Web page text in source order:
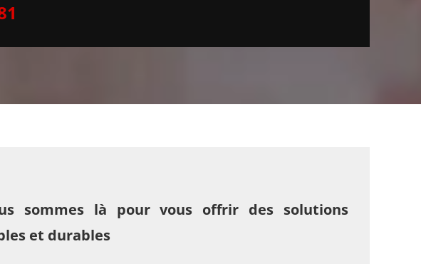
sommes là pour vous offrir des solutions
et durables